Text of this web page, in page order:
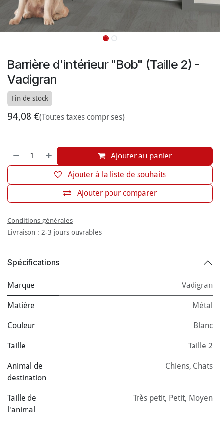
Barrière d'intérieur "Bob" (Taille 2) -
Vadigran
Fin de stock
94,08 €(Toutes taxes comprises)
Ajouter au panier
Ajouter pour comparer
Ajouter à la liste de souhaits
Conditions générales
Livraison : 2-3 jours ouvrables
Spécifications
Marque Vadigran
Matière Métal
Couleur Blanc
Taille Taille 2
Animal de
destination
Chiens, Chats
Taille de
l'animal
Très petit, Petit, Moyen